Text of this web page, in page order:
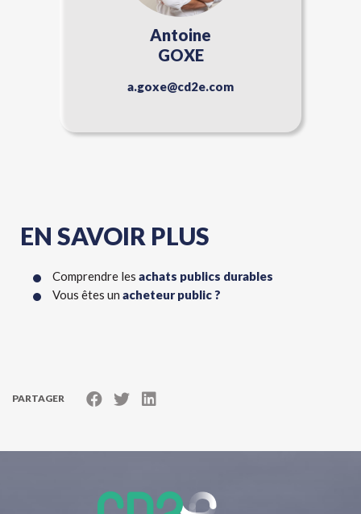
Antoine
GOXE
a.goxe@cd2e.com
EN SAVOIR PLUS
Comprendre les achats publics durables
Vous êtes un acheteur public ?
PARTAGER